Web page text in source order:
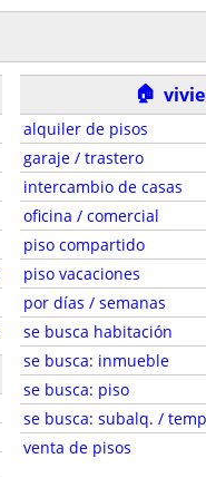
🏠
alquiler de pisos
garaje / trastero
intercambio de casas
oficina / comercial
piso compartido
piso vacaciones
por días / semanas
se busca habitación
se busca: inmueble
se busca: piso
se busca: subalq. /
venta de pisos